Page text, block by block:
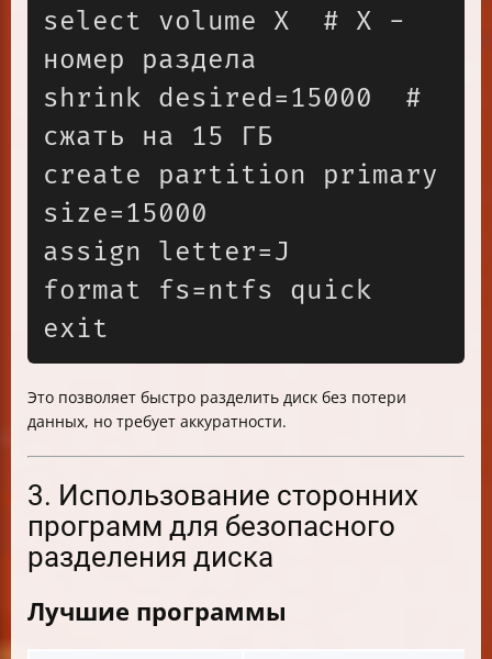
select volume X  # X -
номер раздела
shrink desired=15000  #
сжать на 15 ГБ
create partition primary
size=15000
assign letter=J
format fs=ntfs quick
Это позволяет быстро разделить диск без потери
данных, но требует аккуратности.
3. Использование сторонних
программ для безопасного
разделения диска
Лучшие программы